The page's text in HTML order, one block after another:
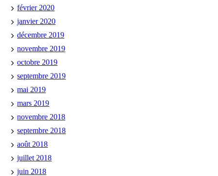
février 2020
janvier 2020
décembre 2019
novembre 2019
octobre 2019
septembre 2019
mai 2019
mars 2019
novembre 2018
septembre 2018
août 2018
juillet 2018
juin 2018